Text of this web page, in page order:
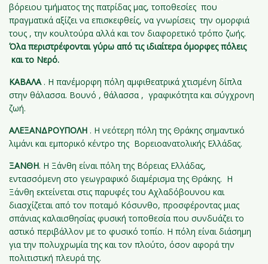
βόρειου τμήματος της πατρίδας μας, τοποθεσίες που
πραγματικά αξίζει να επισκεφθείς, να γνωρίσεις την ομορφιά
τους , την κουλτούρα αλλά και τον διαφορετικό τρόπο ζωής.
Όλα περιστρέφονται γύρω από τις ιδιαίτερα όμορφες πόλεις
και το Νερό.
ΚΑΒΑΛΑ . Η πανέμορφη πόλη αμφιθεατρικά χτισμένη δίπλα
στην θάλασσα. Βουνό , θάλασσα , γραφικότητα και σύγχρονη
ζωή.
ΑΛΕΞΑΝΔΡΟΥΠΟΛΗ . Η νεότερη πόλη της Θράκης σημαντικό
λιμάνι και εμπορικό κέντρο της Βορειοανατολικής Ελλάδας.
ΞΑΝΘΗ. Η Ξάνθη είναι πόλη της Βόρειας Ελλάδας,
εντασσόμενη στο γεωγραφικό διαμέρισμα της Θράκης. Η
Ξάνθη εκτείνεται στις παρυφές του Αχλαδόβουνου και
διασχίζεται από τον ποταμό Κόσυνθο, προσφέροντας μιας
σπάνιας καλαισθησίας φυσική τοποθεσία που συνδυάζει το
αστικό περιβάλλον με το φυσικό τοπίο. Η πόλη είναι διάσημη
για την πολυχρωμία της και τον πλούτο, όσον αφορά την
πολιτιστική πλευρά της.